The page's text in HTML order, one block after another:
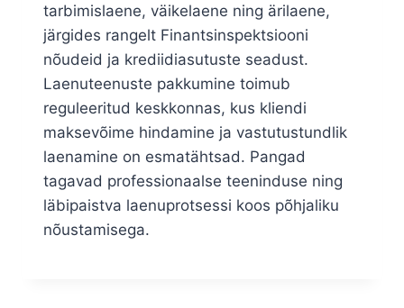
tarbimislaene, väikelaene ning ärilaene,
järgides rangelt Finantsinspektsiooni
nõudeid ja krediidiasutuste seadust.
Laenuteenuste pakkumine toimub
reguleeritud keskkonnas, kus kliendi
maksevõime hindamine ja vastutustundlik
laenamine on esmatähtsad. Pangad
tagavad professionaalse teeninduse ning
läbipaistva laenuprotsessi koos põhjaliku
nõustamisega.